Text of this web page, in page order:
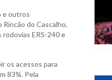
e outros
do Cascalho,
ERS-240 e
os acessos para
83%. Pela